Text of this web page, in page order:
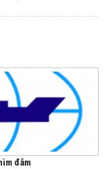
đắm